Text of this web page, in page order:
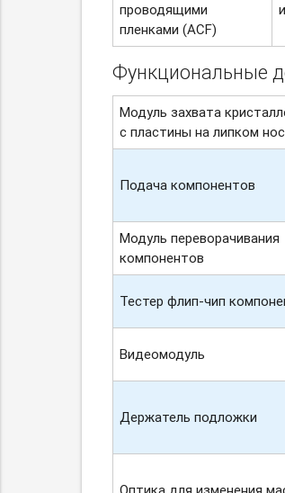
проводящими
пленками (ACF)
Функциональные
Модуль захвата
с пластины на липком
Подача компонентов
Модуль переворачивания
компонентов
Тестер флип-чип
Видеомодуль
Держатель подложки